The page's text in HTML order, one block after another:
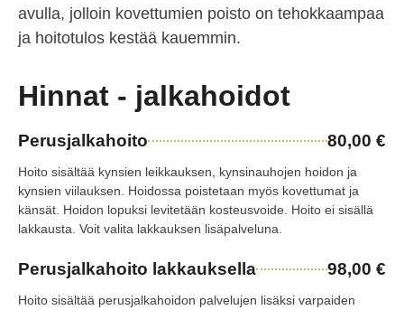
avulla, jolloin kovettumien poisto on tehokkaampaa
ja hoitotulos kestää kauemmin.
Hinnat - jalkahoidot
Perusjalkahoito 80,00 €
Hoito sisältää kynsien leikkauksen, kynsinauhojen hoidon ja
kynsien viilauksen. Hoidossa poistetaan myös kovettumat ja
känsät. Hoidon lopuksi levitetään kosteusvoide. Hoito ei sisällä
lakkausta. Voit valita lakkauksen lisäpalveluna.
Perusjalkahoito lakkauksella 98,00 €
Hoito sisältää perusjalkahoidon palvelujen lisäksi varpaiden